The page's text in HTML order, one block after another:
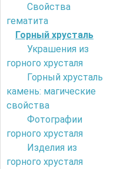
Свойства
гематита
Горный хрусталь
Украшения из
горного хрусталя
Горный хрусталь
камень: магические
свойства
Фотографии
горного хрусталя
Изделия из
горного хрусталя